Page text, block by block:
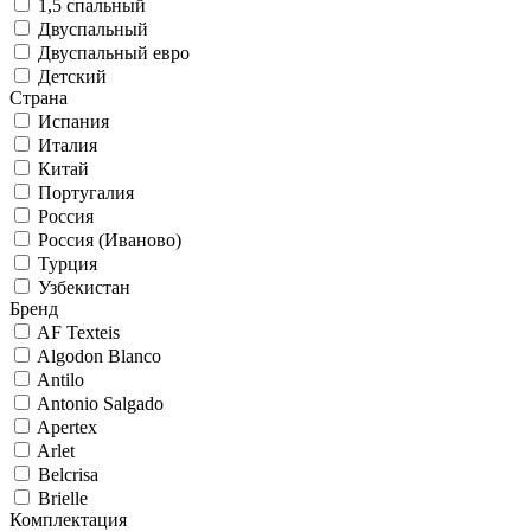
1,5 спальный
Двуспальный
Двуспальный евро
Детский
Страна
Испания
Италия
Китай
Португалия
Россия
Россия (Иваново)
Турция
Узбекистан
Бренд
AF Texteis
Algodon Blanco
Antilo
Antonio Salgado
Apertex
Arlet
Belcrisa
Brielle
Комплектация